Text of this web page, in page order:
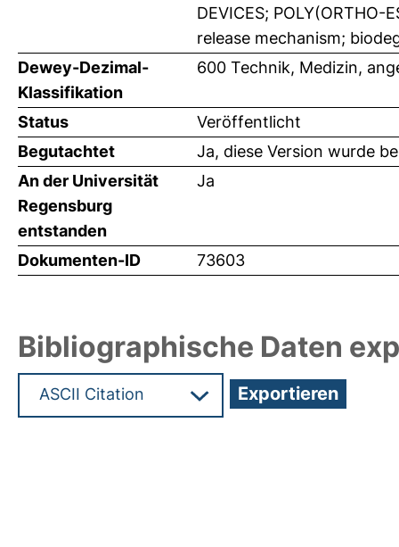
DEVICES;
release mechanism;
Dewey-Dezimal-
Klassifikation
600 Technik, Medizin,
Status
Veröffentlicht
Begutachtet
Ja, diese Version wurde
An der Universität
Regensburg
entstanden
Ja
Dokumenten-ID 73603
Bibliographische Daten